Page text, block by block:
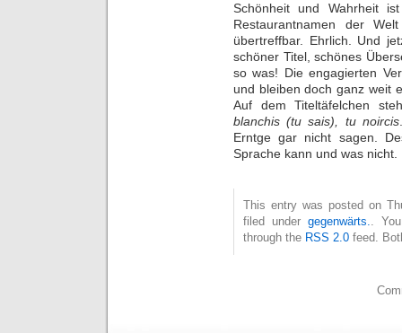
Schönheit und Wahrheit
Restaurantnamen der
übertreffbar. Ehrlich. Und
schöner Titel, schönes
so was! Die engagierten
und bleiben doch ganz weit
Auf dem Titeltäfelchen
blanchis (tu sais), tu noircis
Erntge gar nicht sagen.
Sprache kann und was nicht.
This entry was posted on
filed undergegenwärts.
.
through the RSS 2.0 feed.